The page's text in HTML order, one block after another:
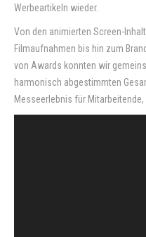
Werbeartikeln wieder.
Von den animierten Screen-
Filmaufnahmen bis hin zum
von Awards konnten wir
harmonisch abgestimmten
Messeerlebnis für